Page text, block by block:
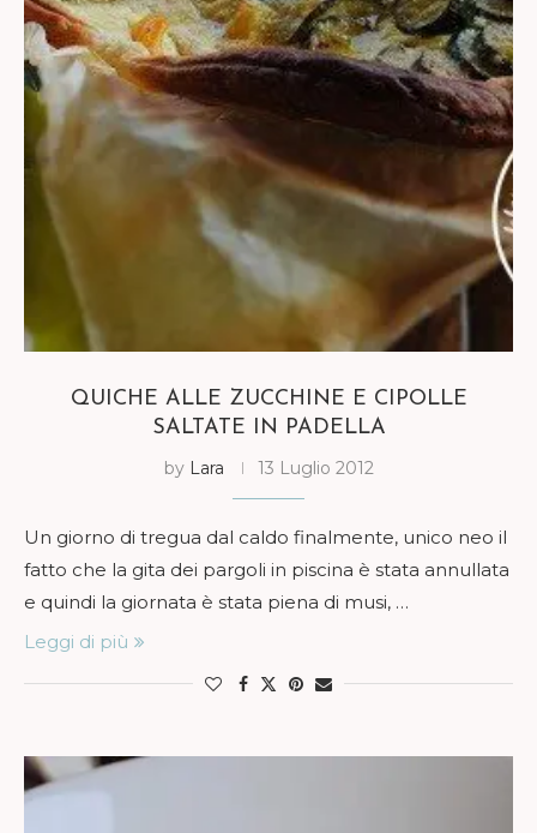
QUICHE ALLE ZUCCHINE E CIPOLLE
SALTATE IN PADELLA
by Lara 13 Luglio 2012
Un giorno di tregua dal caldo finalmente, unico neo il
fatto che la gita dei pargoli in piscina è stata annullata
e quindi la giornata è stata piena di musi, …
Leggi di più